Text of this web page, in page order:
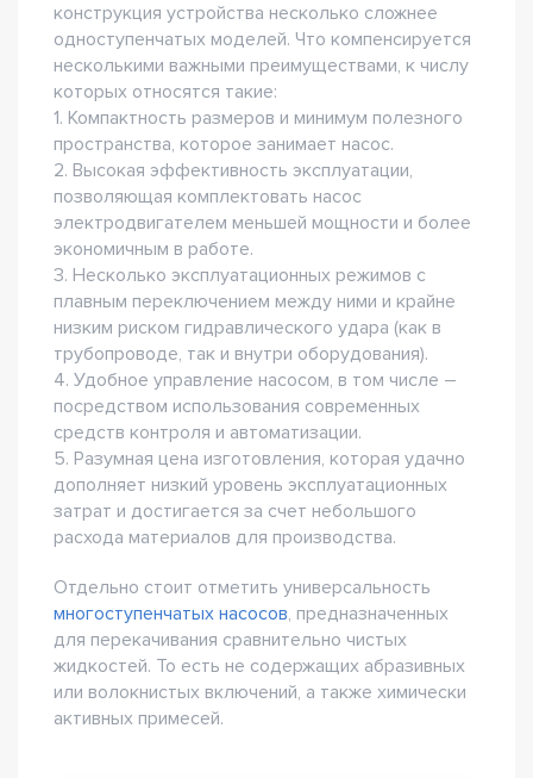
конструкция устройства несколько сложнее
одноступенчатых моделей. Что компенсируется
несколькими важными преимуществами, к числу
которых относятся такие:
1. Компактность размеров и минимум полезного
пространства, которое занимает насос.
2. Высокая эффективность эксплуатации,
позволяющая комплектовать насос
электродвигателем меньшей мощности и более
экономичным в работе.
3. Несколько эксплуатационных режимов с
плавным переключением между ними и крайне
низким риском гидравлического удара (как в
трубопроводе, так и внутри оборудования).
4. Удобное управление насосом, в том числе –
посредством использования современных
средств контроля и автоматизации.
5. Разумная цена изготовления, которая удачно
дополняет низкий уровень эксплуатационных
затрат и достигается за счет небольшого
расхода материалов для производства.
Отдельно стоит отметить универсальность
многоступенчатых насосов, предназначенных
для перекачивания сравнительно чистых
жидкостей. То есть не содержащих абразивных
или волокнистых включений, а также химически
активных примесей.